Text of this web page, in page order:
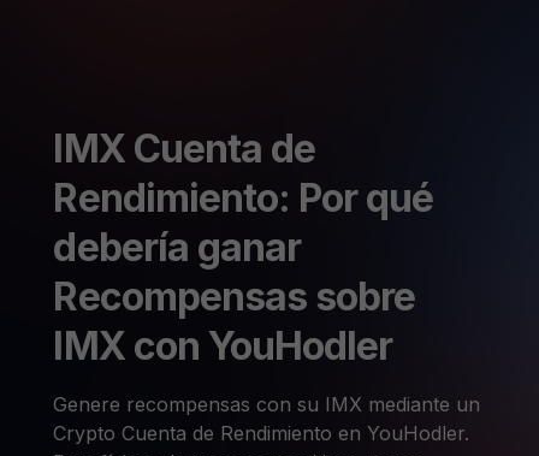
IMX Cuenta de
Rendimiento: Por qué
debería ganar
Recompensas sobre
IMX con YouHodler
Genere recompensas con su IMX mediante un
Crypto Cuenta de Rendimiento en YouHodler.